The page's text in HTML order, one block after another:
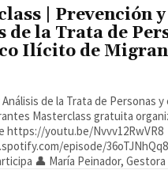
| Prevención y
de la Trata de
Ilícito de
de la Trata de Personas y
organizada por
episode/
P6G Quién participa 👤 María Peinador,